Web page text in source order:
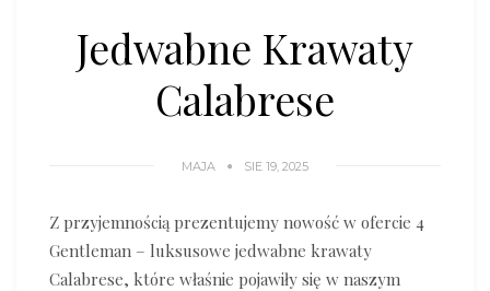
Jedwabne Krawaty
Calabrese
MAJA SIE 19, 2025
Z przyjemnością prezentujemy nowość w ofercie 4
Gentleman – luksusowe jedwabne krawaty
Calabrese, które właśnie pojawiły się w naszym